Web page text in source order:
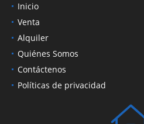
Inicio
Venta
Alquiler
Quiénes Somos
Contáctenos
Políticas de privacidad